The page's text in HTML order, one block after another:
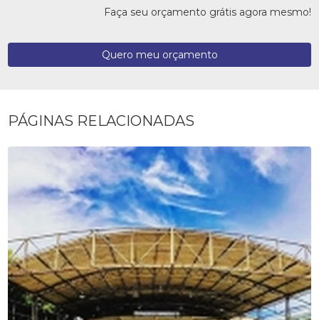
Faça seu orçamento grátis agora mesmo!
Quero meu orçamento
PÁGINAS RELACIONADAS